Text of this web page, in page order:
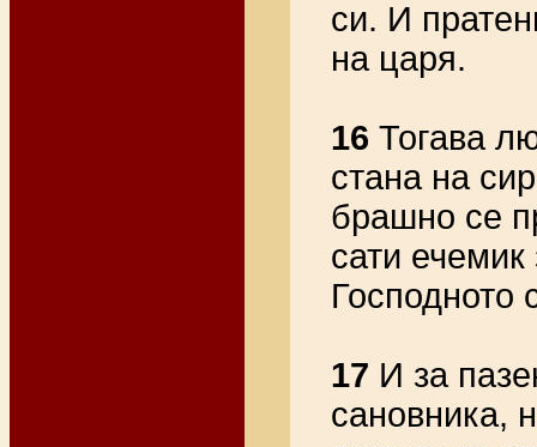
си. И
на царя.
16 Тогава
стана на
брашно се
сати
Господното
17 И за
сановника,